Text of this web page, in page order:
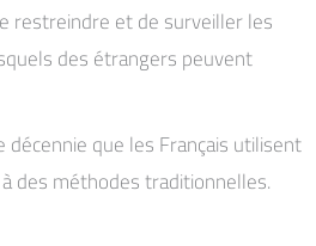
restreindre et de surveiller les
des étrangers peuvent
que les Français utilisent
des méthodes traditionnelles.